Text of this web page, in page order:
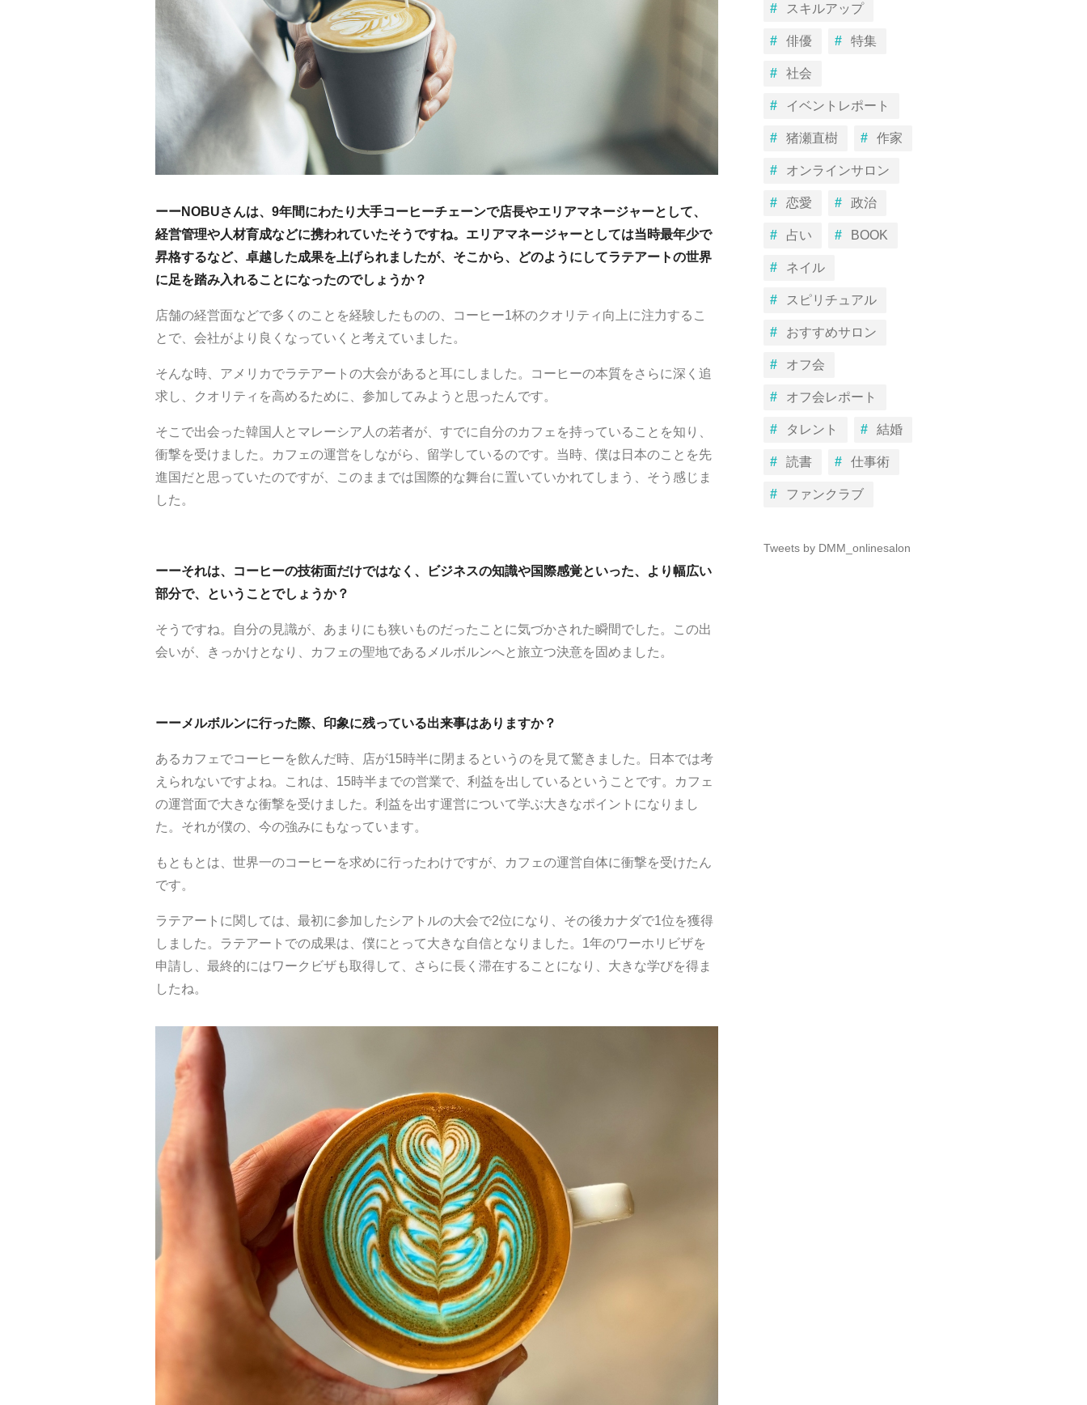
ーーNOBUさんは、9年間にわたり大手コーヒーチェーンで店長やエリアマネージャーとして、
経営管理や人材育成などに携われていたそうですね。エリアマネージャーとしては当時最年少で
昇格するなど、卓越した成果を上げられましたが、そこから、どのようにしてラテアートの世界
に足を踏み入れることになったのでしょうか？
店舗の経営面などで多くのことを経験したものの、コーヒー1杯のクオリティ向上に注力するこ
とで、会社がより良くなっていくと考えていました。
そんな時、アメリカでラテアートの大会があると耳にしました。コーヒーの本質をさらに深く追
求し、クオリティを高めるために、参加してみようと思ったんです。
そこで出会った韓国人とマレーシア人の若者が、すでに自分のカフェを持っていることを知り、
衝撃を受けました。カフェの運営をしながら、留学しているのです。当時、僕は日本のことを先
進国だと思っていたのですが、このままでは国際的な舞台に置いていかれてしまう、そう感じま
した。
ーーそれは、コーヒーの技術面だけではなく、ビジネスの知識や国際感覚といった、より幅広い
部分で、ということでしょうか？
そうですね。自分の見識が、あまりにも狭いものだったことに気づかされた瞬間でした。この出
会いが、きっかけとなり、カフェの聖地であるメルボルンへと旅立つ決意を固めました。
ーーメルボルンに行った際、印象に残っている出来事はありますか？
あるカフェでコーヒーを飲んだ時、店が15時半に閉まるというのを見て驚きました。日本では考
えられないですよね。これは、15時半までの営業で、利益を出しているということです。カフェ
の運営面で大きな衝撃を受けました。利益を出す運営について学ぶ大きなポイントになりまし
た。それが僕の、今の強みにもなっています。
もともとは、世界一のコーヒーを求めに行ったわけですが、カフェの運営自体に衝撃を受けたん
です。
ラテアートに関しては、最初に参加したシアトルの大会で2位になり、その後カナダで1位を獲得
しました。ラテアートでの成果は、僕にとって大きな自信となりました。1年のワーホリビザを
申請し、最終的にはワークビザも取得して、さらに長く滞在することになり、大きな学びを得ま
したね。
スキルアップ
俳優 特集
社会
イベントレポート
猪瀬直樹 作家
オンラインサロン
恋愛 政治
占い BOOK
ネイル
スピリチュアル
おすすめサロン
オフ会
オフ会レポート
タレント 結婚
読書 仕事術
ファンクラブ
Tweets by DMM_onlinesalon